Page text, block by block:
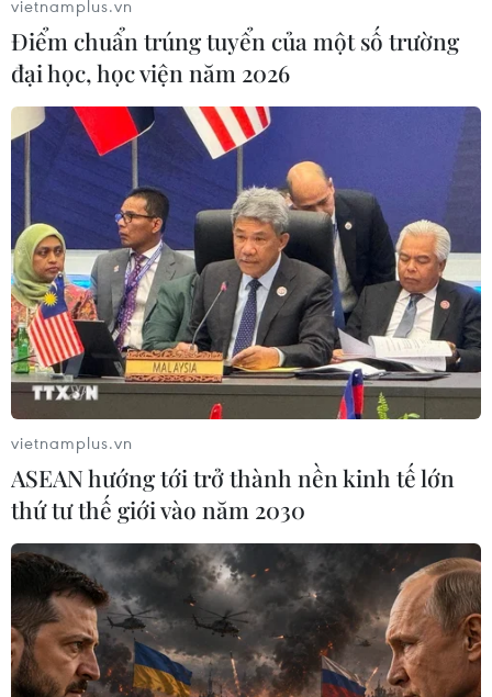
#Ali Khamenei
#Trật tự thế giới đơn cực
Theo dõi VietnamPlus
vietnamplus.vn
Điểm chuẩn trúng tuyển của một số trường
đại học, học viện năm 2026
vietnamplus.vn
ASEAN hướng tới trở thành nền kinh tế lớn
thứ tư thế giới vào năm 2030